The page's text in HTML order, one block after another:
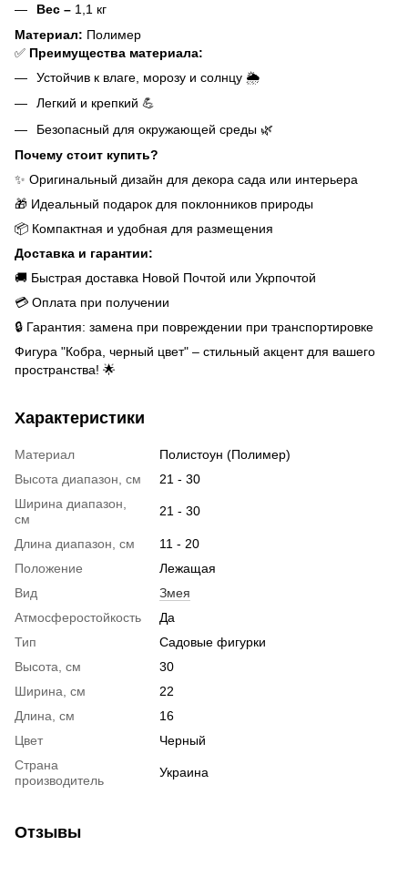
Вес – 1,1 кг
Материал: Полимер
✅ Преимущества материала:
Устойчив к влаге, морозу и солнцу 🌦️
Легкий и крепкий 💪
Безопасный для окружающей среды 🌿
Почему стоит купить?
✨ Оригинальный дизайн для декора сада или интерьера
🎁 Идеальный подарок для поклонников природы
📦 Компактная и удобная для размещения
Доставка и гарантии:
🚚 Быстрая доставка Новой Почтой или Укрпочтой
💳 Оплата при получении
🔒 Гарантия: замена при повреждении при транспортировке
Фигура "Кобра, черный цвет" – стильный акцент для вашего
пространства! 🌟
Характеристики
Материал
Полистоун (Полимер)
Высота диапазон, см
21 - 30
Ширина диапазон,
см
21 - 30
Длина диапазон, см
11 - 20
Положение
Лежащая
Вид
Змея
Атмосферостойкость
Да
Тип
Садовые фигурки
Высота, см
30
Ширина, см
22
Длина, см
16
Цвет
Черный
Страна
производитель
Украина
Отзывы